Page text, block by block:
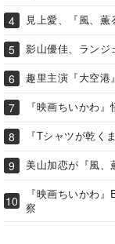
見上愛、『風、薫
影山優佳、ランジ
趣里主演『大空港
『映画ちいかわ
『Tシャツが乾く
美山加恋が『風、
『映画ちいかわ
察